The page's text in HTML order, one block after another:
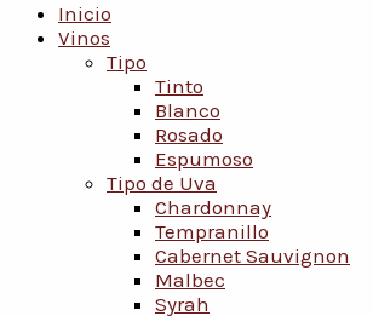
Inicio
Vinos
Tipo
Tinto
Blanco
Rosado
Espumoso
Tipo de Uva
Chardonnay
Tempranillo
Cabernet Sauvignon
Malbec
Syrah